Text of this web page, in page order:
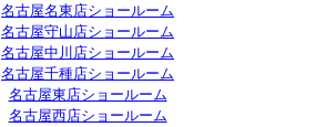
名古屋名東店ショールーム
名古屋守山店ショールーム
名古屋中川店ショールーム
名古屋千種店ショールーム
名古屋東店ショールーム
名古屋西店ショールーム